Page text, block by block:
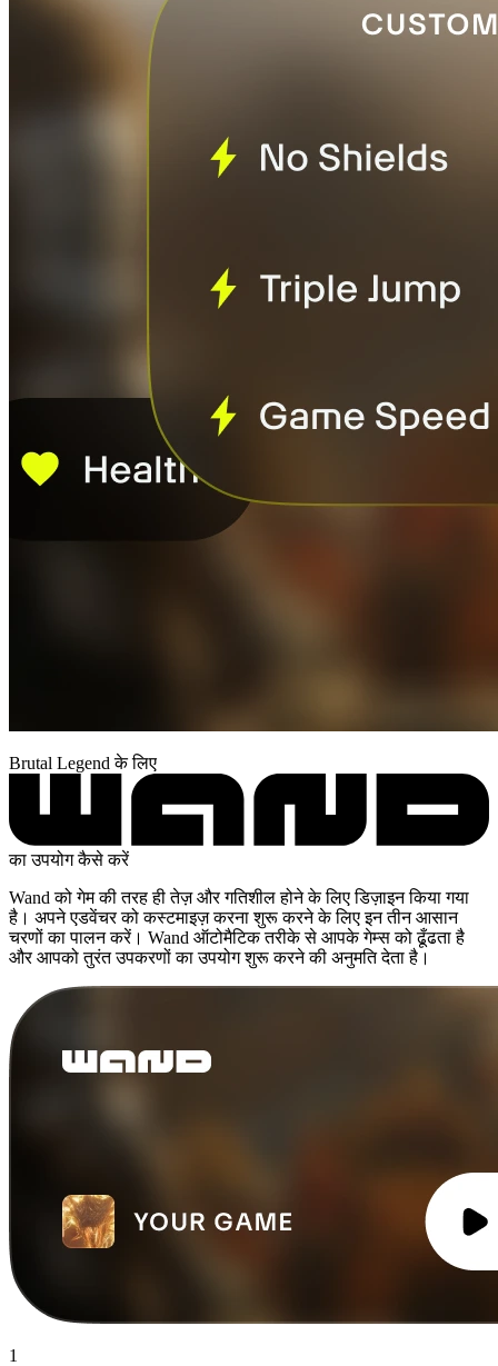
Brutal Legend के लिए
का उपयोग कैसे करें
Wand को गेम की तरह ही तेज़ और गतिशील होने के लिए डिज़ाइन किया गया
है। अपने एडवेंचर को कस्टमाइज़ करना शुरू करने के लिए इन तीन आसान
चरणों का पालन करें। Wand ऑटोमैटिक तरीके से आपके गेम्स को ढूँढता है
और आपको तुरंत उपकरणों का उपयोग शुरू करने की अनुमति देता है।
1